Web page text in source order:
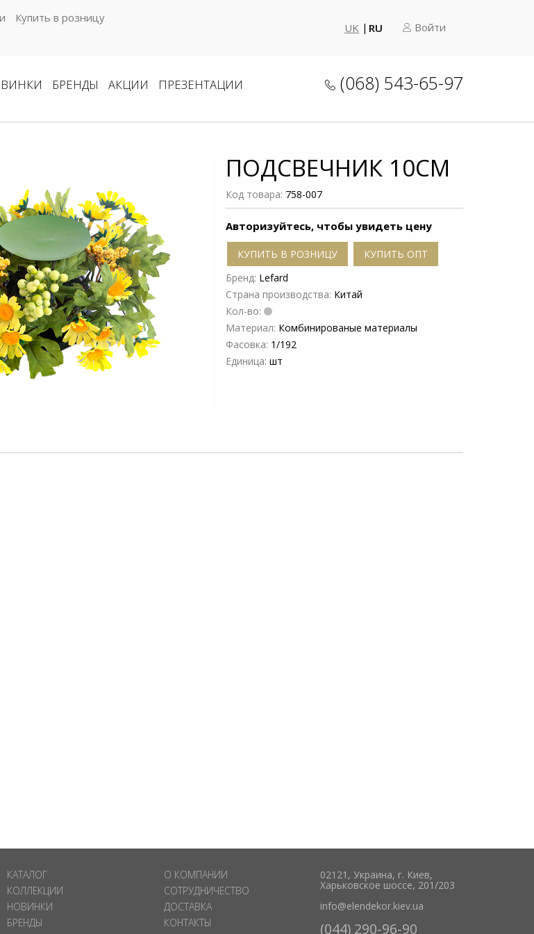
Купить в розницу
UK RU Войти
БРЕНДЫ АКЦИИ ПРЕЗЕНТАЦИИ (068) 543-65-97
ПОДСВЕЧНИК 10СМ
Код товара: 758-007
Авторизуйтесь, чтобы увидеть цену
КУПИТЬ В РОЗНИЦУ
КУПИТЬ ОПТ
Бренд: Lefard
Страна производства: Китай
Кол-во:
Материал: Комбинированые материалы
Фасовка: 1/192
Единица: шт
КАТАЛОГ
КОЛЛЕКЦИИ
НОВИНКИ
БРЕНДЫ
О КОМПАНИИ
СОТРУДНИЧЕСТВО
ДОСТАВКА
КОНТАКТЫ
02121, Украина, г. Киев,
Харьковское шоссе, 201/203
info@elendekor.kiev.ua
(044) 290-96-90